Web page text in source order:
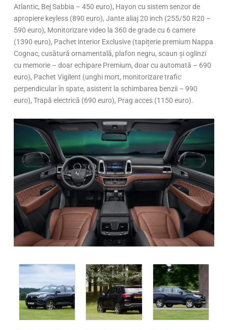
Atlantic, Bej Sabbia – 450 euro), Hayon cu sistem senzor de
apropiere keyless (890 euro), Jante aliaj 20 inch (255/50 R20 –
590 euro), Monitorizare video la 360 de grade cu 6 camere
(1390 euro), Pachet interior Exclusive (tapițerie premium Nappa
Cognac, cusătură ornamentală, plafon negru, scaun și oglinzi
cu memorie – doar echipare Premium, doar cu automată – 690
euro), Pachet Vigilent (unghi mort, monitorizare trafic
perpendicular în spate, asistent la schimbarea benzii – 990
euro), Trapă electrică (690 euro), Prag acces (1150 euro).